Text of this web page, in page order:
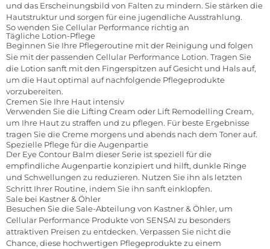
und das Erscheinungsbild von Falten zu mindern. Sie stärken die
Hautstruktur und sorgen für eine jugendliche Ausstrahlung.
So wenden Sie Cellular Performance richtig an
Tägliche Lotion-Pflege
Beginnen Sie Ihre Pflegeroutine mit der Reinigung und folgen
Sie mit der passenden Cellular Performance Lotion. Tragen Sie
die Lotion sanft mit den Fingerspitzen auf Gesicht und Hals auf,
um die Haut optimal auf nachfolgende Pflegeprodukte
vorzubereiten.
Cremen Sie Ihre Haut intensiv
Verwenden Sie die Lifting Cream oder Lift Remodelling Cream,
um Ihre Haut zu straffen und zu pflegen. Für beste Ergebnisse
tragen Sie die Creme morgens und abends nach dem Toner auf.
Spezielle Pflege für die Augenpartie
Der Eye Contour Balm dieser Serie ist speziell für die
empfindliche Augenpartie konzipiert und hilft, dunkle Ringe
und Schwellungen zu reduzieren. Nutzen Sie ihn als letzten
Schritt Ihrer Routine, indem Sie ihn sanft einklopfen.
Sale bei Kastner & Öhler
Besuchen Sie die Sale-Abteilung von Kastner & Öhler, um
Cellular Performance Produkte von SENSAI zu besonders
attraktiven Preisen zu entdecken. Verpassen Sie nicht die
Chance, diese hochwertigen Pflegeprodukte zu einem